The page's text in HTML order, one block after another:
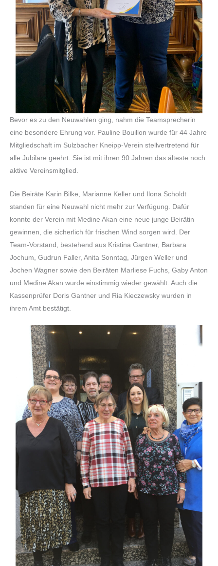
Bevor es zu den Neuwahlen ging, nahm die Teamsprecherin
eine besondere Ehrung vor. Pauline Bouillon wurde für 44 Jahre
Mitgliedschaft im Sulzbacher Kneipp-Verein stellvertretend für
alle Jubilare geehrt. Sie ist mit ihren 90 Jahren das älteste noch
aktive Vereinsmitglied.
Die Beiräte Karin Bilke, Marianne Keller und Ilona Scholdt
standen für eine Neuwahl nicht mehr zur Verfügung. Dafür
konnte der Verein mit Medine Akan eine neue junge Beirätin
gewinnen, die sicherlich für frischen Wind sorgen wird. Der
Team-Vorstand, bestehend aus Kristina Gantner, Barbara
Jochum, Gudrun Faller, Anita Sonntag, Jürgen Weller und
Jochen Wagner sowie den Beiräten Marliese Fuchs, Gaby Anton
und Medine Akan wurde einstimmig wieder gewählt. Auch die
Kassenprüfer Doris Gantner und Ria Kieczewsky wurden in
ihrem Amt bestätigt.